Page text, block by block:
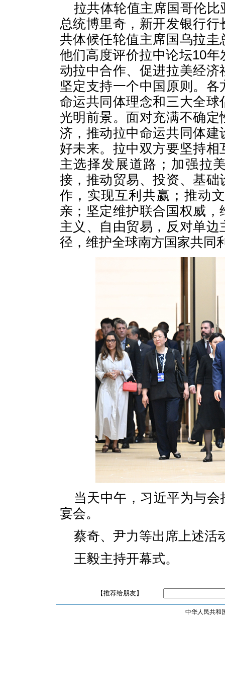
拉共体轮值主席国哥伦
总统博里奇，新开发银行
共体候任轮值主席国乌拉
他们高度评价拉中论坛10
动拉中合作、促进拉美经
坚定支持一个中国原则。
命运共同体理念和三大全
光明前景。面对充满不确
济，推动拉中命运共同体
好未来。拉中双方要坚持
主选择发展道路；加强拉
接，推动贸易、投资、基
作，实现互利共赢；推动
亲；坚定维护联合国权威
主义、自由贸易，反对单
径，维护全球南方国家共同
当天中午，习近平为与
宴会。
蔡奇、尹力等出席上述活
王毅主持开幕式。
【推荐给朋友】
中华人民共和